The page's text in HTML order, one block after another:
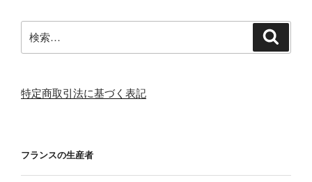
索:
特定商取引法に基づく表記
フランスの生産者